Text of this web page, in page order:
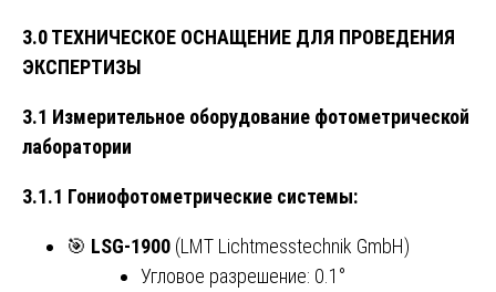
3.0 ТЕХНИЧЕСКОЕ ОСНАЩЕНИЕ ДЛЯ ПРОВЕДЕНИЯ
ЭКСПЕРТИЗЫ
3.1 Измерительное оборудование фотометрической
лаборатории
3.1.1 Гониофотометрические системы:
🎯 LSG-1900 (LMT Lichtmesstechnik GmbH)
Угловое разрешение: 0.1°